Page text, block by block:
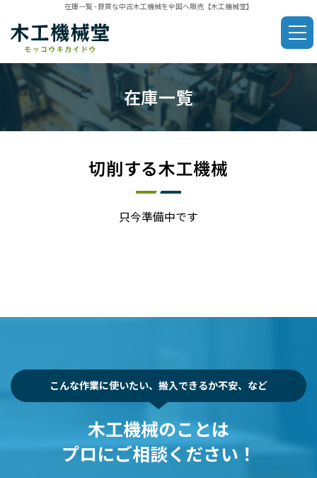
在庫一覧 - 良質な中古木工機械を全国へ販売【木工機械堂】
在庫一覧
切削する木工機械
只今準備中です
こんな作業に使いたい、搬入できるか不安、など
木工機械のことは
プロにご相談ください！